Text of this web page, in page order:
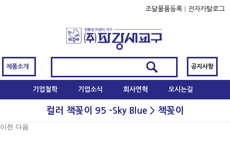
조달물품등록 전자카탈로그
제품소개 공지사항
기업철학 기업소식 회사연혁 오시는길
컬러 책꽂이 95 -Sky Blue > 책꽂이
이전 다음